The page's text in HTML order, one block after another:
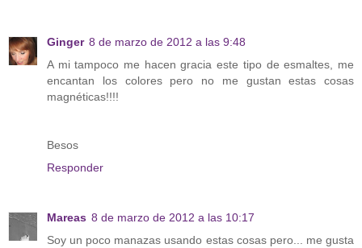
Ginger 8 de marzo de 2012 a las 9:48
A mi tampoco me hacen gracia este tipo de esmaltes, me
encantan los colores pero no me gustan estas cosas
magnéticas!!!!
Besos
Responder
Mareas 8 de marzo de 2012 a las 10:17
Soy un poco manazas usando estas cosas pero... me gusta